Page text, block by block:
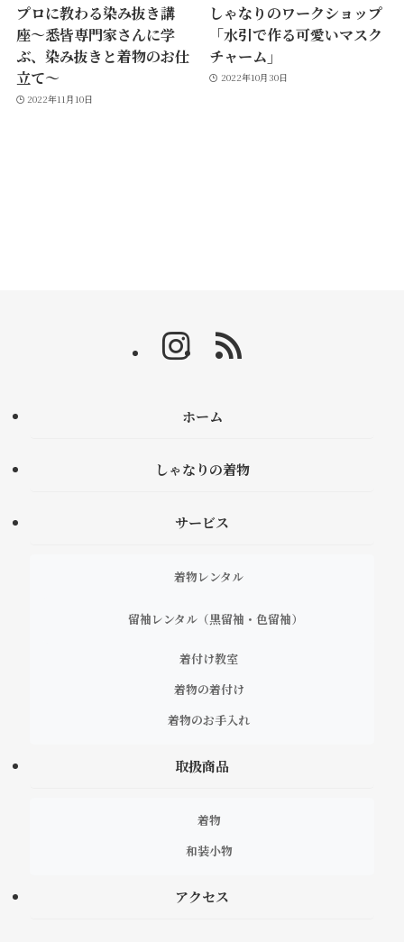
プロに教わる染み抜き講
座〜悉皆専門家さんに学
ぶ、染み抜きと着物のお仕
立て〜
2022年11月10日
しゃなりのワークショップ
「水引で作る可愛いマスク
チャーム」
2022年10月30日
ホーム
しゃなりの着物
サービス
着物レンタル
留袖レンタル（黒留袖・色留袖）
着付け教室
着物の着付け
着物のお手入れ
取扱商品
着物
和装小物
アクセス